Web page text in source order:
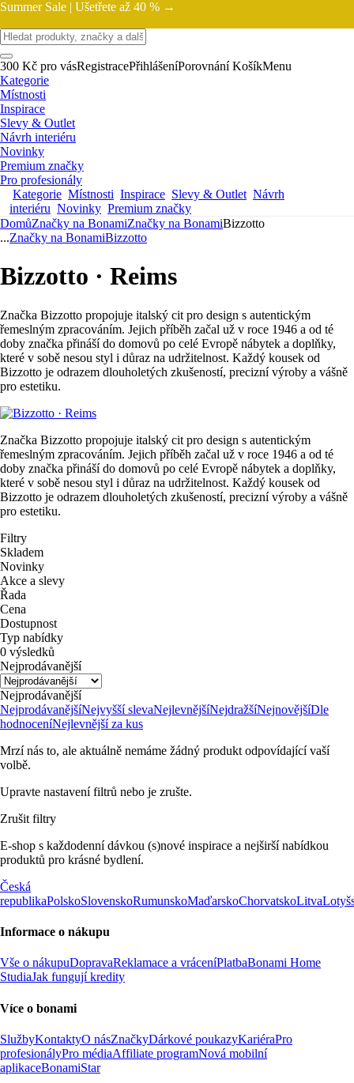
Summer Sale | Ušetřete až 40 % →
300 Kč pro vásRegistracePřihlášeníPorovnání KošíkMenu
Kategorie
Místnosti
Inspirace
Slevy & Outlet
Návrh interiéru
Novinky
Premium značky
Pro profesionály
Kategorie Místnosti Inspirace Slevy & Outlet Návrh
interiéru Novinky Premium značky
DomůZnačky na BonamiZnačky na BonamiBizzotto
...Značky na BonamiBizzotto
Bizzotto · Reims
Značka Bizzotto propojuje italský cit pro design s autentickým
řemeslným zpracováním. Jejich příběh začal už v roce 1946 a od té
doby značka přináší do domovů po celé Evropě nábytek a doplňky,
které v sobě nesou styl i důraz na udržitelnost. Každý kousek od
Bizzotto je odrazem dlouholetých zkušeností, precizní výroby a vášně
pro estetiku.
Značka Bizzotto propojuje italský cit pro design s autentickým
řemeslným zpracováním. Jejich příběh začal už v roce 1946 a od té
doby značka přináší do domovů po celé Evropě nábytek a doplňky,
které v sobě nesou styl i důraz na udržitelnost. Každý kousek od
Bizzotto je odrazem dlouholetých zkušeností, precizní výroby a vášně
pro estetiku.
Filtry
Skladem
Novinky
Akce a slevy
Řada
Cena
Dostupnost
Typ nabídky
0 výsledků
Nejprodávanější
Nejprodávanější
NejprodávanějšíNejvyšší slevaNejlevnějšíNejdražšíNejnovějšíDle
hodnoceníNejlevnější za kus
Mrzí nás to, ale aktuálně nemáme žádný produkt odpovídající vaší
volbě.
Upravte nastavení filtrů nebo je zrušte.
Zrušit filtry
E-shop s každodenní dávkou (s)nové inspirace a nejširší nabídkou
produktů pro krásné bydlení.
Česká
republikaPolskoSlovenskoRumunskoMaďarskoChorvatskoLitva
Informace o nákupu
Vše o nákupuDopravaReklamace a vráceníPlatbaBonami Home
StudiaJak fungují kredity
Více o bonami
SlužbyKontaktyO násZnačkyDárkové poukazyKariéraPro
profesionályPro médiaAffiliate programNová mobilní
aplikaceBonamiStar